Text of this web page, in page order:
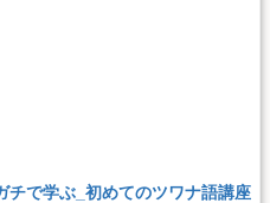
チで学ぶ_初めてのツワナ語講座